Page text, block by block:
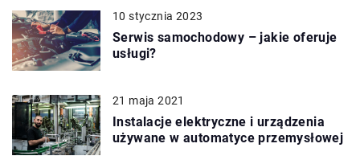
10 stycznia 2023
Serwis samochodowy – jakie oferuje
usługi?
21 maja 2021
Instalacje elektryczne i urządzenia
używane w automatyce przemysłowej